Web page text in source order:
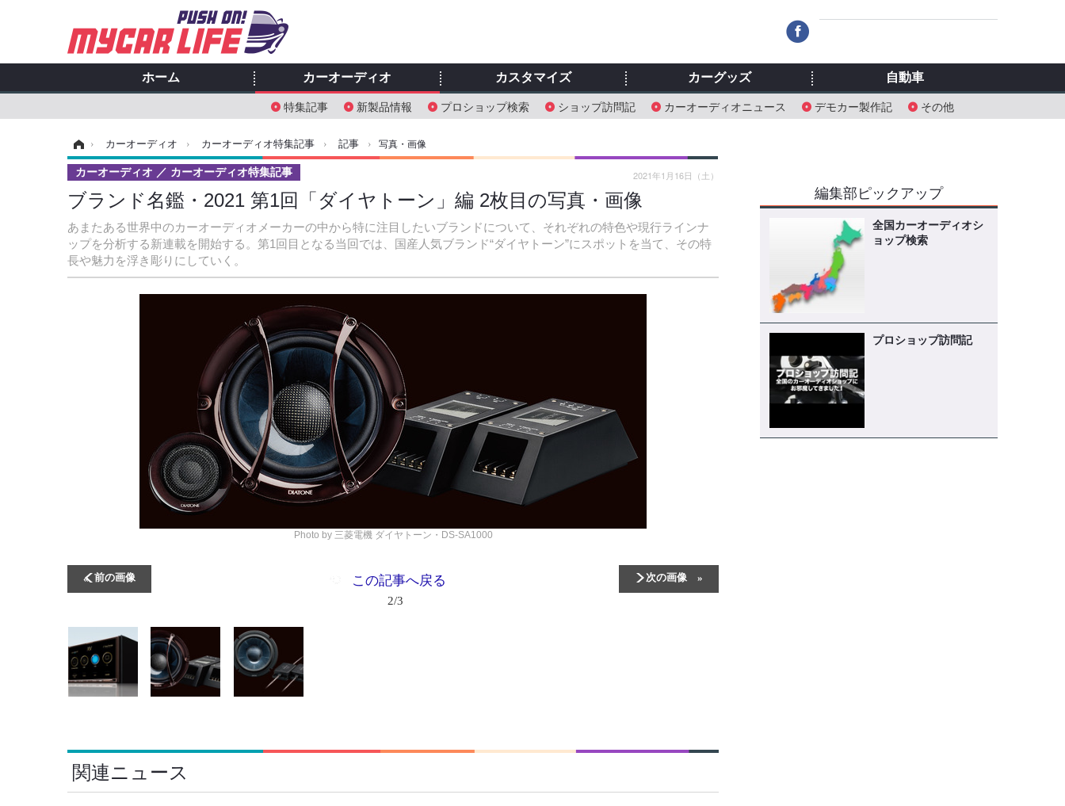
ホーム カーオーディオ
特集記事 新製品情報 プロショップ検索 ショップ訪問記 カーオーディオニュース デモカー製作記 その他
カスタマイズ カーグッズ 自動車
› カーオーディオ › カーオーディオ特集記事 › 記事 › 写真・画像
ブランド名鑑・2021 第1回「ダイヤトーン」編 2枚目の写真・画像
あまたある世界中のカーオーディオメーカーの中から特に注目したいブランドについて、それぞれの特色や現行ラインナ
ップを分析する新連載を開始する。第1回目となる当回では、国産人気ブランド“ダイヤトーン”にスポットを当て、その特
長や魅力を浮き彫りにしていく。
カーオーディオ カーオーディオ特集記事 2021年1月16日（土）
Photo by 三菱電機 ダイヤトーン・DS-SA1000
前の画像 次の画像
この記事へ戻る
2/3
関連ニュース
編集部ピックアップ
全国カーオーディオシ
ョップ検索
プロショップ訪問記